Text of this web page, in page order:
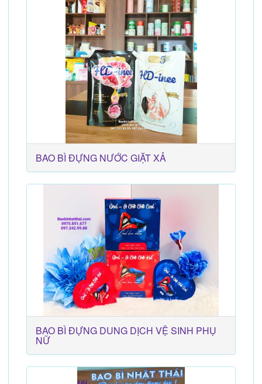
BAO BÌ ĐỰNG NƯỚC GIẶT XẢ
BAO BÌ ĐỰNG DUNG DỊCH VỆ SINH PHỤ
NỮ